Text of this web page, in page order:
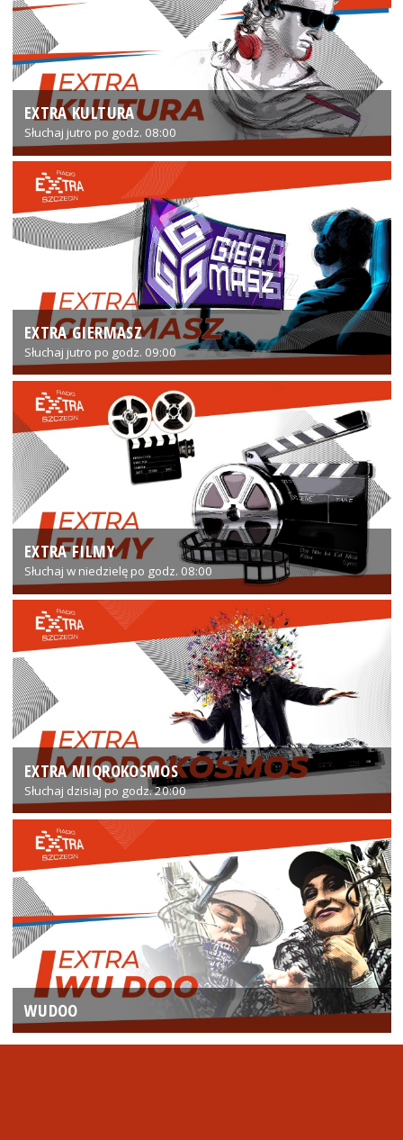
EXTRA KULTURA
Słuchaj jutro po godz. 08:00
EXTRA GIERMASZ
Słuchaj jutro po godz. 09:00
EXTRA FILMY
Słuchaj w niedzielę po godz. 08:00
EXTRA MIQROKOSMOS
Słuchaj dzisiaj po godz. 20:00
WUDOO